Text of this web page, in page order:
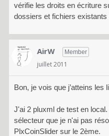
vérifie les droits en écriture
dossiers et fichiers existants
AirW Member
juillet 2011
Bon, je vois que j’atteins
J'ai 2 pluxml de test en
sélecteur que je n'ai pas
PlxCoinSlider sur le 2ème.